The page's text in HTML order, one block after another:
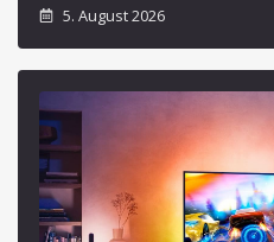
5. August 2026